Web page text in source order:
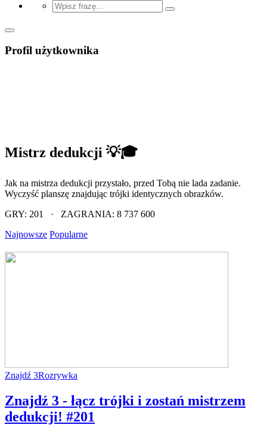
Profil użytkownika
Mistrz dedukcji 💡🎓
Jak na mistrza dedukcji przystało, przed Tobą nie lada zadanie.
Wyczyść planszę znajdując trójki identycznych obrazków.
GRY: 201 · ZAGRANIA: 8 737 600
Najnowsze Popularne
Znajdź 3Rozrywka
Znajdź 3 - łącz trójki i zostań mistrzem
dedukcji! #201